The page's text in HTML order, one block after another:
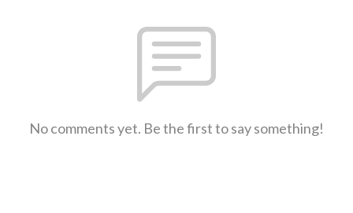
No comments yet. Be the first to say something!